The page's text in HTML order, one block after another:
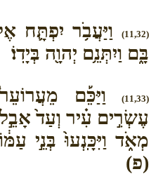
(11,32)
וַיַּעֲבֹ֥ר יִפְתָּ֛ח
בָּ֑ם וַיִתְּנֵ֥ם יְהוָ֖ה בְּיָדֽוֹ׃
(11,33)
וַיַּכֵּ֡ם
עֶשְׂרִ֣ים עִ֗יר וְעַד֙
מְאֹ֑ד וַיִּכָּֽנְעוּ֙ בְּנֵ֣י
(פ)